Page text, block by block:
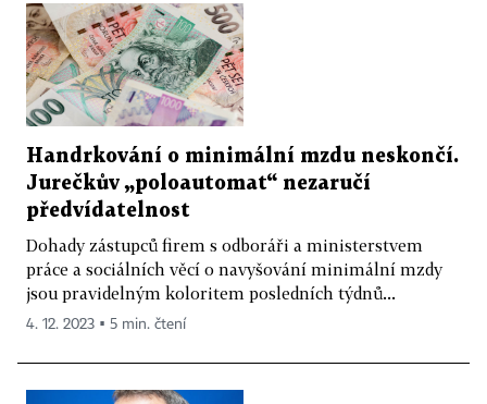
Handrkování o minimální mzdu neskončí.
Jurečkův „poloautomat“ nezaručí
předvídatelnost
Dohady zástupců firem s odboráři a ministerstvem
práce a sociálních věcí o navyšování minimální mzdy
jsou pravidelným koloritem posledních týdnů...
4. 12. 2023 ▪ 5 min. čtení